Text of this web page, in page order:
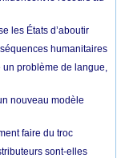
les États d’aboutir
humanitaires
un problème de langue,
nouveau modèle
faire du troc
sont-elles